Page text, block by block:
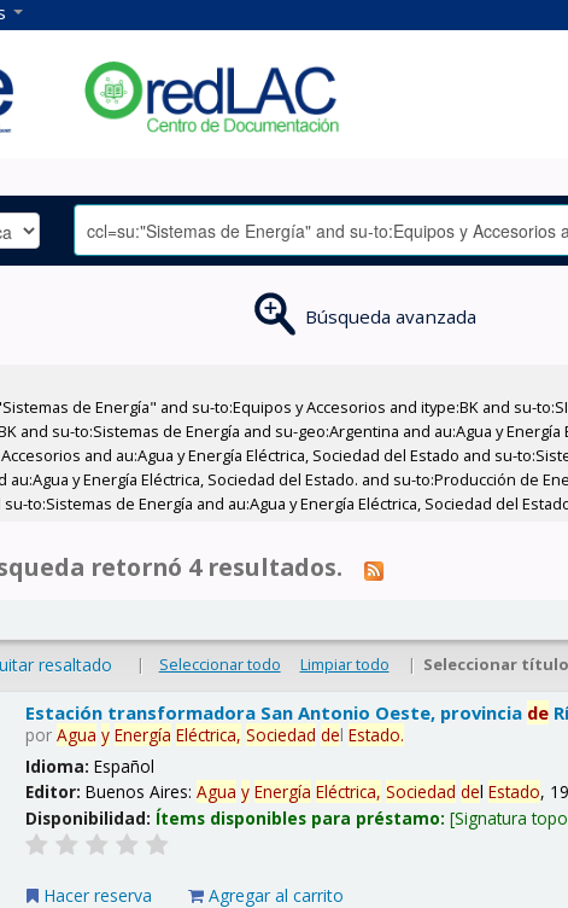
Búsqueda avanzada
de Energía" and su-to:Equipos y Accesorios and itype:BK and su-
and su-to:Sistemas de Energía and su-geo:Argentina and au:Agua y
and au:Agua y Energía Eléctrica, Sociedad del Estado and su-
au:Agua y Energía Eléctrica, Sociedad del Estado. and su-to:Producción de
to:Sistemas de Energía and au:Agua y Energía Eléctrica, Sociedad del
retornó 4 resultados.
resaltado | Seleccionar todo Limpiar todo | Seleccionar
Estación transformadora San Antonio Oeste, provincia de
porAgua y Energía Eléctrica, Sociedad delEstado.
Idioma:Español
Editor:Buenos Aires:Agua y Energía Eléctrica, Sociedad delEstado,
Disponibilidad: Ítems disponibles para préstamo: Signatura
Hacer reserva Agregar al carrito